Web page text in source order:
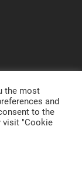
– GAMING-
the most
and
to the
visit "Cookie